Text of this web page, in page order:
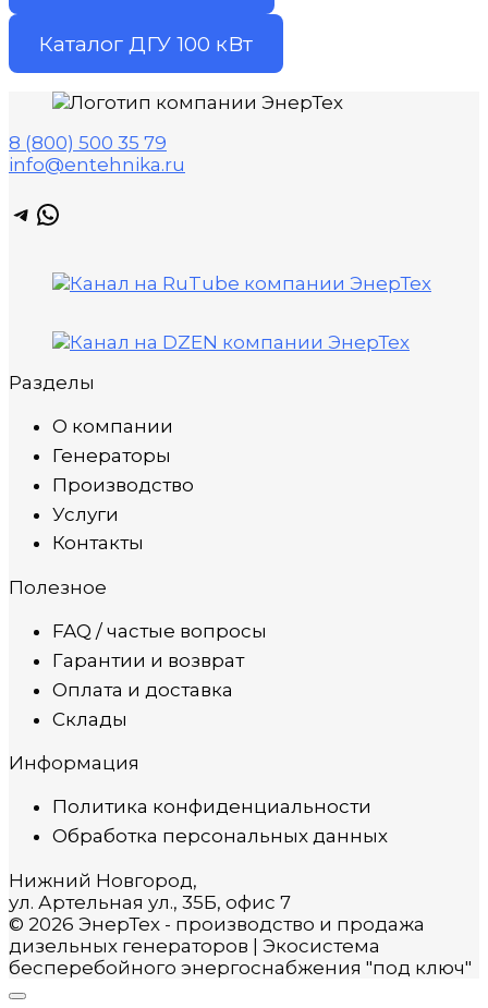
Каталог ДГУ 100 кВт
8 (800) 500 35 79
info@entehnika.ru
Telegram
WhatsApp
Разделы
О компании
Генераторы
Производство
Услуги
Контакты
Полезное
FAQ / частые вопросы
Гарантии и возврат
Оплата и доставка
Склады
Информация
Политика конфиденциальности
Обработка персональных данных
Нижний Новгород,
ул. Артельная ул., 35Б, офис 7
© 2026 ЭнерТех - производство и продажа
дизельных генераторов | Экосистема
бесперебойного энергоснабжения "под ключ"